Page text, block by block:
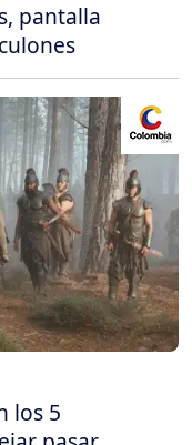
pantalla
los 5